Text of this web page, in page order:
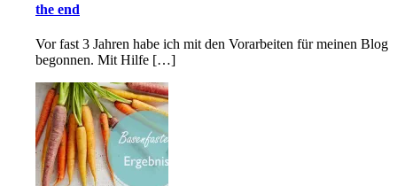
the end
Vor fast 3 Jahren habe ich mit den Vorarbeiten für meinen Blog
begonnen. Mit Hilfe […]